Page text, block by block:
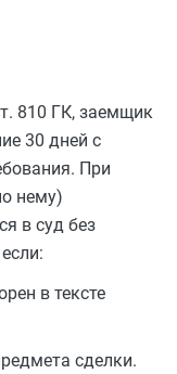
810 ГК, заемщик
30 дней с
При
нему)
в суд без
в тексте
сделки.